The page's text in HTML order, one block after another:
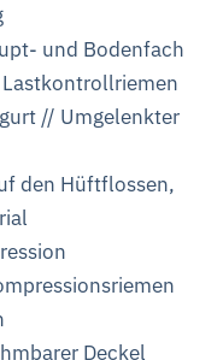
und Bodenfach
Lastkontrollriemen
// Umgelenkter
den Hüftflossen,
Deckel